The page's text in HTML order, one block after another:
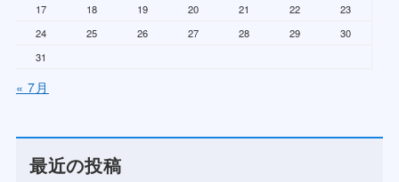
17
18 19 20 21 22
23
24
25 26 27 28 29
30
31
« 7月
最近の投稿